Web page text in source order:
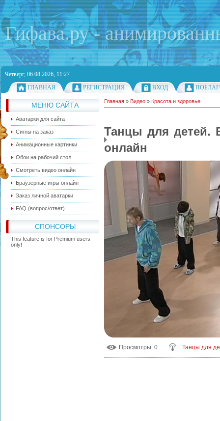
Гифава.ру -
Четверг, 06.08.2026, 11:27
ГЛАВНАЯ
РЕГИСТРАЦИЯ ВХОД
МЕНЮ САЙТА
Аватарки для сайта
Сигны на заказ
Анимационные картинки
Обои на рабочий стол
Смотреть видео онлайн
Браузерные игры онлайн
Заказ личной аватарки
FAQ (вопрос/ответ)
СПОНСОРЫ
This feature is for Premium users
only!
Главная » Видео » Красота и здоровье
Танцы для детей.
онлайн
Просмотры: 0 Танцы для